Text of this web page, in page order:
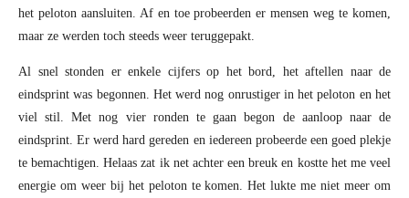
het peloton aansluiten. Af en toe probeerden er mensen weg te komen,
maar ze werden toch steeds weer teruggepakt.
Al snel stonden er enkele cijfers op het bord, het aftellen naar de
eindsprint was begonnen. Het werd nog onrustiger in het peloton en het
viel stil. Met nog vier ronden te gaan begon de aanloop naar de
eindsprint. Er werd hard gereden en iedereen probeerde een goed plekje
te bemachtigen. Helaas zat ik net achter een breuk en kostte het me veel
energie om weer bij het peloton te komen. Het lukte me niet meer om